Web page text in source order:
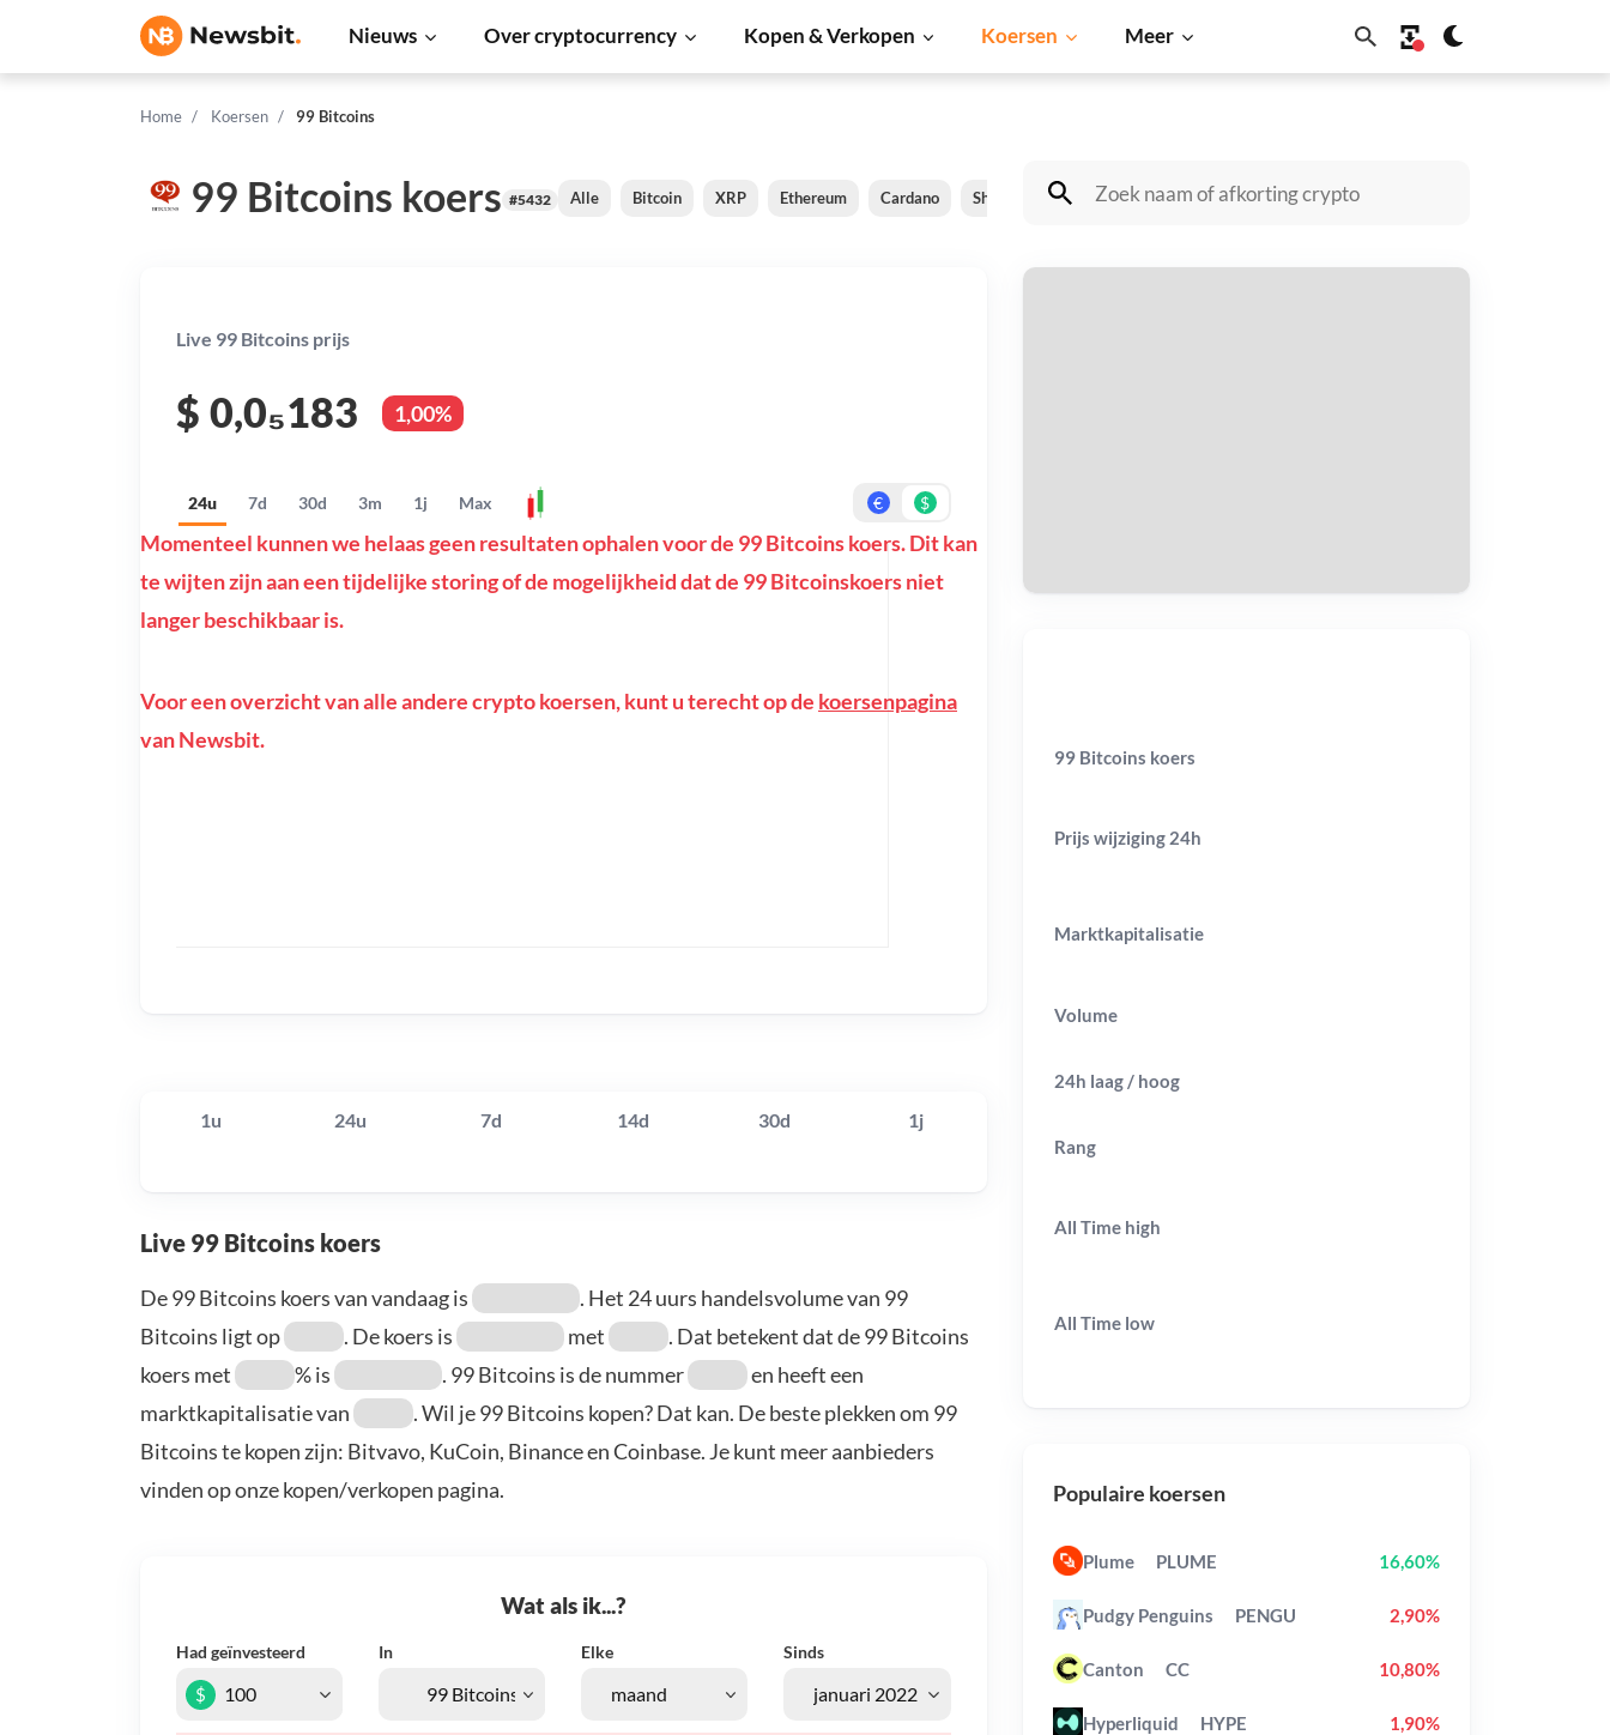
Nieuws Over cryptocurrency Kopen & Verkopen Koersen Meer
Home Koersen 99 Bitcoins
99 Bitcoins koers #5432 Alle Bitcoin XRP Ethereum Cardano Shiba Inu Dogecoin Solana BNB
Live 99 Bitcoins prijs
$ 0,0₅183 1,00%
24u 7d 30d 3m 1j Max € $
Momenteel kunnen we helaas geen resultaten ophalen voor de 99 Bitcoins koers. Dit kan
te wijten zijn aan een tijdelijke storing of de mogelijkheid dat de 99 Bitcoinskoers niet
langer beschikbaar is.
Voor een overzicht van alle andere crypto koersen, kunt u terecht op de koersenpagina
van Newsbit.
1u 24u 7d 14d 30d 1j
Live 99 Bitcoins koers
De 99 Bitcoins koers van vandaag is
. Het 24 uurs handelsvolume van 99
Bitcoins ligt op
. De koers is met
. Dat betekent dat de 99 Bitcoins
koers met
% is . 99 Bitcoins is de nummer
en heeft een
marktkapitalisatie van
. Wil je 99 Bitcoins kopen? Dat kan. De beste plekken om 99
Bitcoins te kopen zijn: Bitvavo, KuCoin, Binance en Coinbase. Je kunt meer aanbieders
vinden op onze kopen/verkopen pagina.
Wat als ik...?
Had geïnvesteerd In Elke Sinds
$
99 Bitcoins koers
Prijs wijziging 24h
Marktkapitalisatie
Volume
24h laag / hoog
Rang
All Time high
All Time low
Populaire koersen
Plume PLUME 16,60%
Pudgy Penguins PENGU 2,90%
Canton CC 10,80%
Hyperliquid HYPE 1,90%